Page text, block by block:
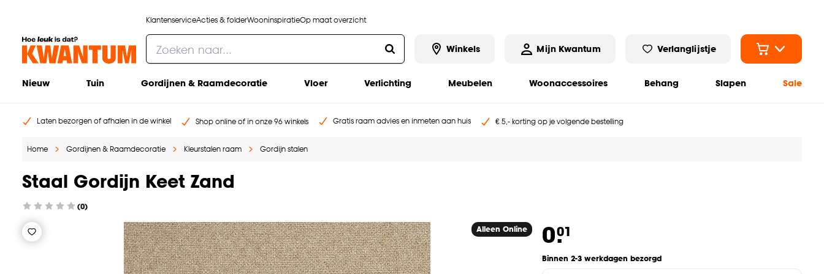
KlantenserviceActies & folderWooninspiratieOp maat overzicht
Winkels Mijn Kwantum Verlanglijstje
Nieuw Tuin Gordijnen & Raamdecoratie Vloer Verlichting Meubelen Woonaccessoires Behang Slapen Sale
Laten bezorgen of afhalen in de winkel Shop online of in onze 96 winkels Gratis raam advies en inmeten aan huis € 5,- korting op je volgende bestelling
Home Gordijnen & Raamdecoratie Kleurstalen raam Gordijn stalen
Staal Gordijn Keet Zand
(0)
Alleen Online 0.01
Binnen 2-3 werkdagen bezorgd